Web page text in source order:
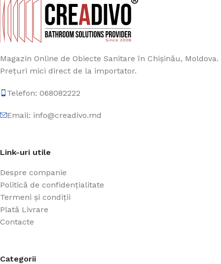
Magazin Online de Obiecte Sanitare în Chișinău, Moldova.
Prețuri mici direct de la importator.
Telefon: 068082222
Email: info@creadivo.md
Link-uri utile
Despre companie
Politică de confidențialitate
Termeni și condiții
Plată Livrare
Contacte
Categorii